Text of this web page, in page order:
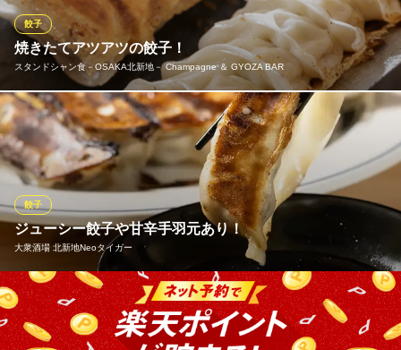
くい皮。この食感はやみつきになります！飲み放題付4,000円よ
り！
焼餃子 餃子鍋 A－chan（あーちゃん）北新地
北新地 餃子鍋専門店
ＪＲ東西線北新地駅 徒歩6分
大阪府大阪市北区曽根崎新地1-2-1 2F
焼きたてアツアツの餃子！
スタンドシャン食－OSAKA北新地－ Champagne ＆ GYOZA BAR
餃子
豚肉の旨味を最大限に引き出した餡は、ニンニクの有無をお選び
いただける「シャン食ギョウザ」。 まずは、香り高いトリュフオ
イルと塩で、素材そのものの味をお楽しみください。その後は、
個性が光る4種類の自家製タレで、味の変化を堪能するのも一興で
す。
スタンドシャン食－OSAKA北新地－ Champagne ＆ GYOZ
シャンパンと餃子で乾杯
ＪＲ東西線北新地駅 徒歩1分
大阪府大阪市北区曾根崎新地1-5-9 谷安プレジールビル1F
ジューシー餃子や甘辛手羽元あり！
大衆酒場 北新地Neoタイガー
餃子
タイガーには何をもってもご賞味いただきたい名物料理がござい
ます！「タイガー餃子」、「手羽元揚げ」の2大看板メニューに、
店内仕込みの自慢の「牛たたき」、売り切れ続出の「まぐろのぶ